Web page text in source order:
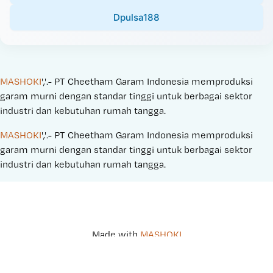
Dpulsa188
MASHOKI','.- PT Cheetham Garam Indonesia memproduksi
garam murni dengan standar tinggi untuk berbagai sektor
industri dan kebutuhan rumah tangga.
MASHOKI','.- PT Cheetham Garam Indonesia memproduksi
garam murni dengan standar tinggi untuk berbagai sektor
industri dan kebutuhan rumah tangga.
Made with MASHOKI